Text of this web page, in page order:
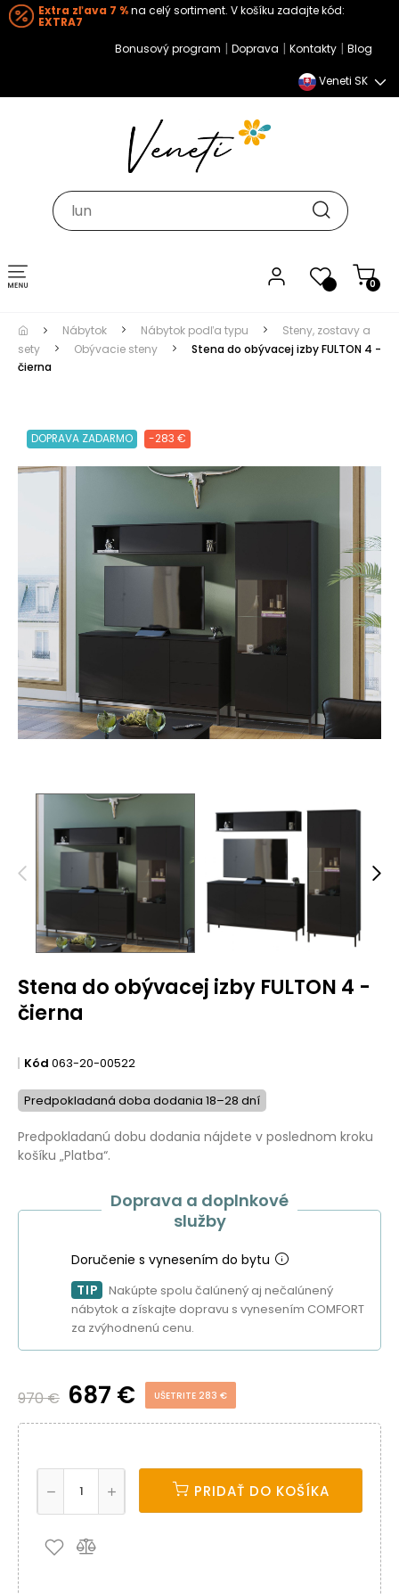
Extra zľava 7 %na celý sortiment. V košíku zadajte kód:
EXTRA7
Bonusový program | Doprava | Kontakty | Blog
Veneti SK
0
Toggle navigation
Nábytok Nábytok podľa typu
Steny, zostavy a
sety
Obývacie steny
Stena do obývacej izby FULTON 4 -
čierna
DOPRAVA ZADARMO -283 €
Stena do obývacej izby FULTON 4 -
čierna
Kód 063-20-00522
Predpokladaná doba dodania 18–28 dní
Predpokladanú dobu dodania nájdete v poslednom kroku
košíku „Platba“.
Doprava a doplnkové
služby
Doručenie s vynesením do bytu
TIP
Nakúpte spolu čalúnený aj nečalúnený
nábytok a získajte dopravu s vynesením COMFORT
za zvýhodnenú cenu.
970 € 687 € UŠETRITE 283 €
PRIDAŤ DO KOŠÍKA